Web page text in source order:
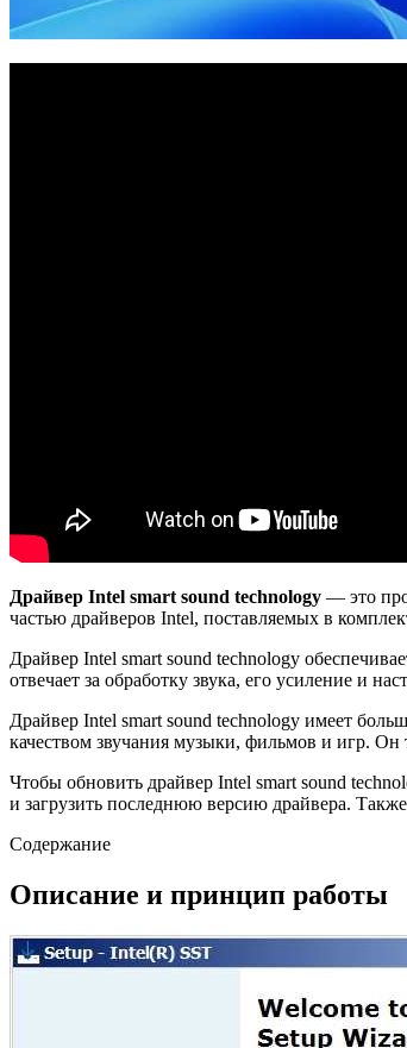
Драйвер Intel smart sound technology — это
частью драйверов Intel, поставляемых в
Драйвер Intel smart sound technology
отвечает за обработку звука, его усиление и
Драйвер Intel smart sound technology имеет
качеством звучания музыки, фильмов и игр. Он
Чтобы обновить драйвер Intel smart sound
и загрузить последнюю версию драйвера.
Содержание
Описание и принцип работы